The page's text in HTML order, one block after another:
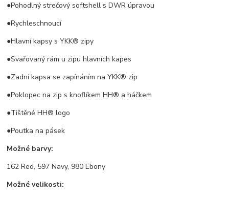
●Pohodlný strečový softshell s DWR úpravou
●Rychleschnoucí
●Hlavní kapsy s YKK® zipy
●Svařovaný rám u zipu hlavních kapes
●Zadní kapsa se zapínáním na YKK® zip
●Poklopec na zip s knoflíkem HH® a háčkem
●Tištěné HH® logo
●Poutka na pásek
Možné barvy:
162 Red, 597 Navy, 980 Ebony
Možné velikosti: